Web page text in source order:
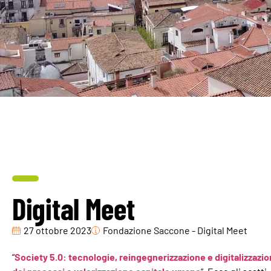
Digital Meet
27 ottobre 2023 Fondazione Saccone - Digital Meet
“Society 5.0: tecnologie, reingegnerizzazione e